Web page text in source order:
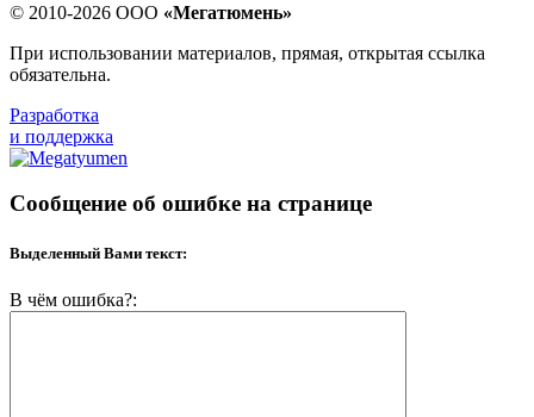
© 2010-2026 ООО «Мегатюмень»
При использовании материалов, прямая, открытая ссылка
обязательна.
Разработка
и поддержка
Сообщение об ошибке на странице
Выделенный Вами текст:
В чём ошибка?: